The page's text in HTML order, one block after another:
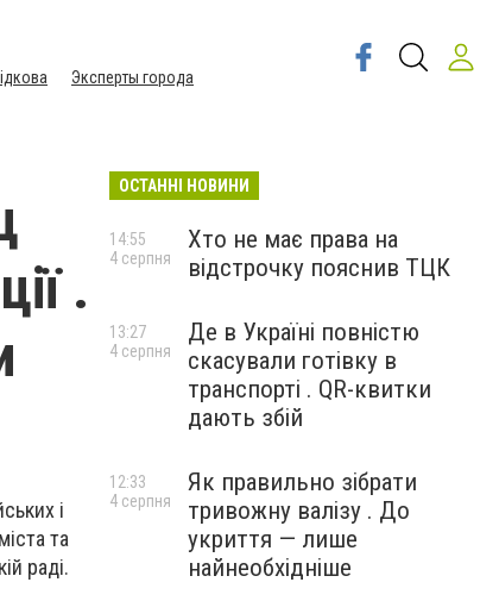
Эксперты города
.
і
та
раді.
ОСТАННІ НОВИНИ
Хто не має права на
відстрочку пояснив ТЦК
14:55
4 серпня
Де в Україні повністю
скасували готівку в
транспорті . QR-квитки
дають збій
13:27
4 серпня
Як правильно зібрати
тривожну валізу . До
укриття — лише
найнеобхідніше
12:33
4 серпня